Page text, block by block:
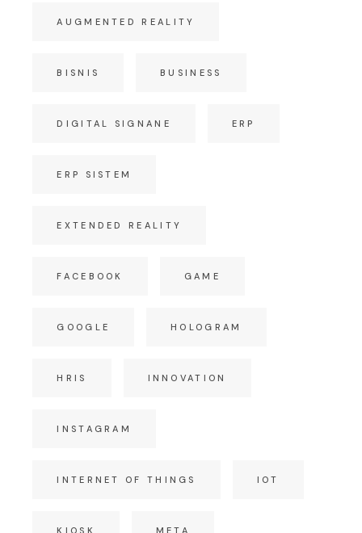
AUGMENTED REALITY
BISNIS BUSINESS
DIGITAL SIGNANE ERP
ERP SISTEM
EXTENDED REALITY
FACEBOOK GAME
GOOGLE HOLOGRAM
HRIS INNOVATION
INSTAGRAM
INTERNET OF THINGS IOT